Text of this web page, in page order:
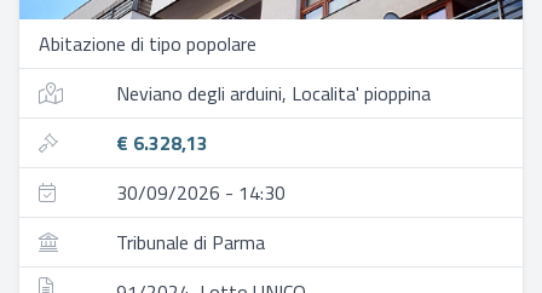
Abitazione di tipo popolare
Neviano degli arduini, Localita' pioppina
€ 6.328,13
30/09/2026 - 14:30
Tribunale di Parma